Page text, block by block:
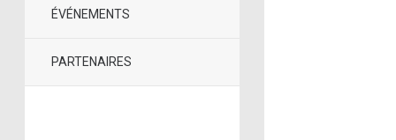
ÉVÉNEMENTS
PARTENAIRES